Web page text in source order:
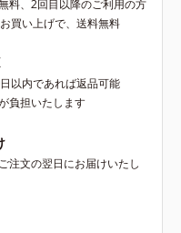
料、2回目以降のご利用の方
買い上げで、送料無料
以内であれば返品可能
負担いたします
注文の翌日にお届けいたし